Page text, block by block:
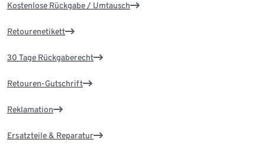
Kostenlose Rückgabe / Umtausch
Retourenetikett
30 Tage Rückgaberecht
Retouren-Gutschrift
Reklamation
Ersatzteile & Reparatur